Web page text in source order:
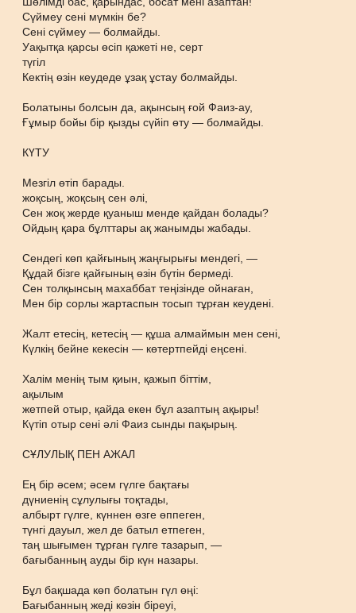
Сүймеу сені мүмкін бе?
Сені сүймеу — болмайды.
Уақытқа қарсы өсіп қажеті не, серт
түгіл
Кектің өзін кеудеде ұзақ ұстау болмайды.
Болатыны болсын да, ақынсың ғой Фаиз-ау,
Ғұмыр бойы бір қызды сүйіп өту — болмайды.
КҮТУ
Мезгіл өтіп барады.
жоқсың, жоқсың сен әлі,
Сен жоқ жерде қуаныш менде қайдан болады?
Ойдың қара бұлттары ақ жанымды жабады.
Сендегі көп қайғының жаңғырығы мендегі, —
Құдай бізге қайғының өзін бүтін бермеді.
Сен толқынсың махаббат теңізінде ойнаған,
Мен бір сорлы жартаспын тосып тұрған кеудені.
Жалт етесің, кетесің — құша алмаймын мен сені,
Күлкің бейне кекесін — көтертпейді еңсені.
Халім менің тым қиын, қажып біттім,
ақылым
жетпей отыр, қайда екен бұл азаптың ақыры!
Күтіп отыр сені әлі Фаиз сынды пақырың.
СҰЛУЛЫҚ ПЕН АЖАЛ
Ең бір әсем; әсем гүлге бақтағы
дүниенің сұлулығы тоқтады,
албырт гүлге, күннен өзге өппеген,
түнгі дауыл, жел де батыл етпеген,
таң шығымен тұрған гүлге тазарып, —
бағыбанның ауды бір күн назары.
Бұл бақшада көп болатын гүл өңі:
Бағыбанның жеді көзін біреуі,